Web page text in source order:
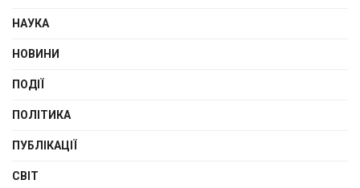
НАУКА
НОВИНИ
ПОДІЇ
ПОЛІТИКА
ПУБЛІКАЦІЇ
СВІТ